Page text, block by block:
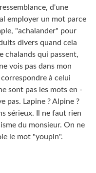
d'une
employer un mot parce
"achalander" pour
divers quand cela
chalands qui passent,
vois pas dans mon
à celui
sont pas les mots en -
pas. Lapine ? Alpine ?
sérieux. Il ne faut rien
du monsieur. On ne
le mot "youpin".